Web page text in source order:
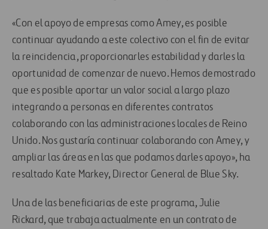
«Con el apoyo de empresas como Amey, es posible
continuar ayudando a este colectivo con el fin de evitar
la reincidencia, proporcionarles estabilidad y darles la
oportunidad de comenzar de nuevo. Hemos demostrado
que es posible aportar un valor social a largo plazo
integrando a personas en diferentes contratos
colaborando con las administraciones locales de Reino
Unido. Nos gustaría continuar colaborando con Amey, y
ampliar las áreas en las que podamos darles apoyo», ha
resaltado Kate Markey, Director General de Blue Sky.
Una de las beneficiarias de este programa, Julie
Rickard, que trabaja actualmente en un contrato de